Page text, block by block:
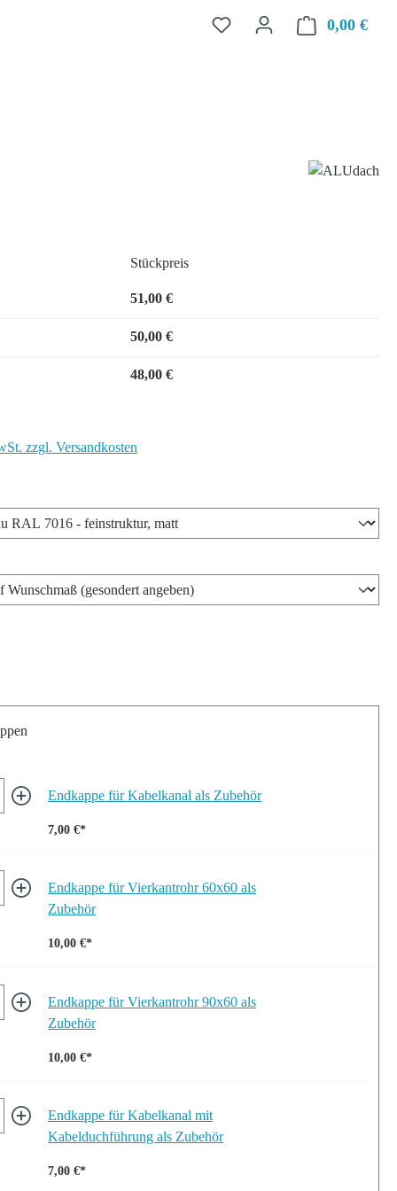
0,00 €
Stückpreis
51,00 €
50,00 €
48,00 €
zzgl. Versandkosten
Endkappe für Kabelkanal als Zubehör
7,00 €*
Endkappe für Vierkantrohr 60x60 als
Zubehör
10,00 €*
Endkappe für Vierkantrohr 90x60 als
Zubehör
10,00 €*
Endkappe für Kabelkanal mit
Kabelduchführung als Zubehör
7,00 €*